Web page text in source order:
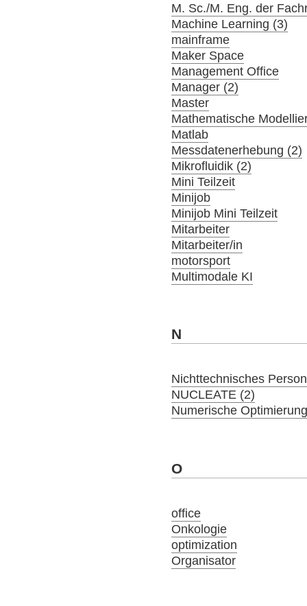
M. Sc./M. Eng. der
Machine Learning (3)
mainframe
Maker Space
Management Office
Manager (2)
Master
Mathematische
Matlab
Messdatenerhebung (2)
Mikrofluidik (2)
Mini Teilzeit
Minijob
Minijob Mini Teilzeit
Mitarbeiter
Mitarbeiter/in
motorsport
Multimodale KI
N
Nichttechnisches
NUCLEATE (2)
Numerische
O
office
Onkologie
optimization
Organisator